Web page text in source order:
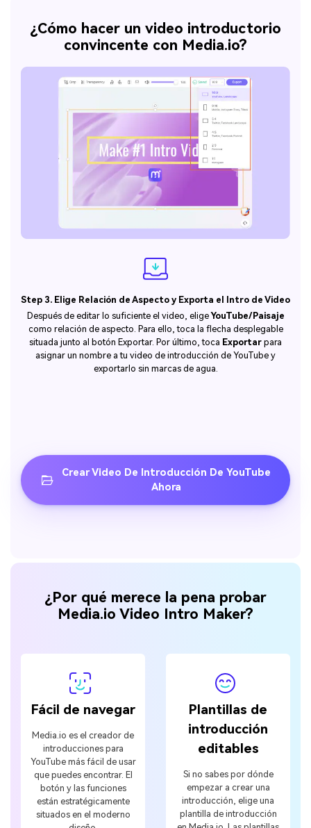
¿Cómo hacer un video introductorio
convincente con Media.io?
Step 3. Elige Relación de Aspecto y Exporta el Intro de Video
Después de editar lo suficiente el video, eligeYouTube/Paisaje
como relación de aspecto. Para ello, toca la flecha desplegable
situada junto al botón Exportar. Por último, toca Exportar para
asignar un nombre a tu video de introducción de YouTube y
exportarlo sin marcas de agua.
Crear Video De Introducción De YouTube
Ahora
¿Por qué merece la pena probar
Media.io Video Intro Maker?
Fácil de navegar
Media.io es el creador de
introducciones para
YouTube más fácil de usar
que puedes encontrar. El
botón y las funciones
están estratégicamente
situados en el moderno
Plantillas de
introducción
editables
Si no sabes por dónde
empezar a crear una
introducción, elige una
plantilla de introducción